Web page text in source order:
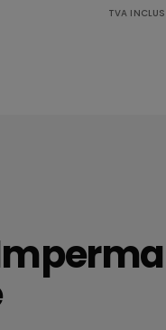
TVA INCLUS